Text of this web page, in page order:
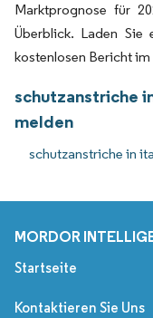
Marktprognose für
Überblick. Laden Sie
kostenlosen Bericht
schutzanstriche
melden
schutzanstriche in
MORDOR
Startseite
Kontaktieren Sie Uns